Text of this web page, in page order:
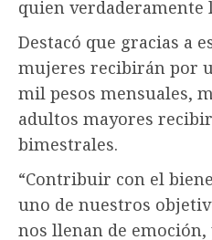
quien verdaderamente
Destacó que gracias a
mujeres recibirán por
mil pesos mensuales,
adultos mayores
bimestrales.
“Contribuir con el
uno de nuestros
nos llenan de emoción,